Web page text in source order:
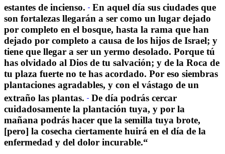
estantes de incienso.
En aquel día sus ciudades que
son fortalezas llegarán a ser como un lugar dejado
por completo en el bosque, hasta la rama que han
dejado por completo a causa de los hijos de Israel; y
tiene que llegar a ser un yermo desolado. Porque tú
has olvidado al Dios de tu salvación; y de la Roca de
tu plaza fuerte no te has acordado. Por eso siembras
plantaciones agradables, y con el vástago de un
extraño las plantas.
De día podrás cercar
cuidadosamente la plantación tuya, y por la
mañana podrás hacer que la semilla tuya brote,
[pero] la cosecha ciertamente huirá en el día de la
enfermedad y del dolor incurable.“